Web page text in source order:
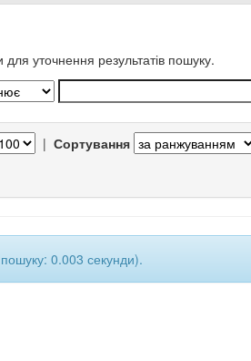
для уточнення результатів пошуку.
| Сортування
пошуку: 0.003 секунди).